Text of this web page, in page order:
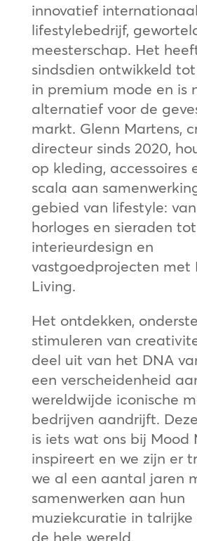
innovatief internationaal
lifestylebedrijf,
meesterschap. Het
sindsdien ontwikkeld
in premium mode en is
alternatief voor de
markt. Glenn Martens,
directeur sinds 2020,
op kleding, accessoires
scala aan
gebied van lifestyle:
horloges en sieraden tot
interieurdesign en
vastgoedprojecten met
Living.
Het ontdekken,
stimuleren van
deel uit van het DNA
een verscheidenheid
wereldwijde iconische
bedrijven aandrijft.
is iets wat ons bij Mood
inspireert en we zijn er
we al een aantal jaren
samenwerken aan hun
muziekcuratie in talrijke
de hele wereld.